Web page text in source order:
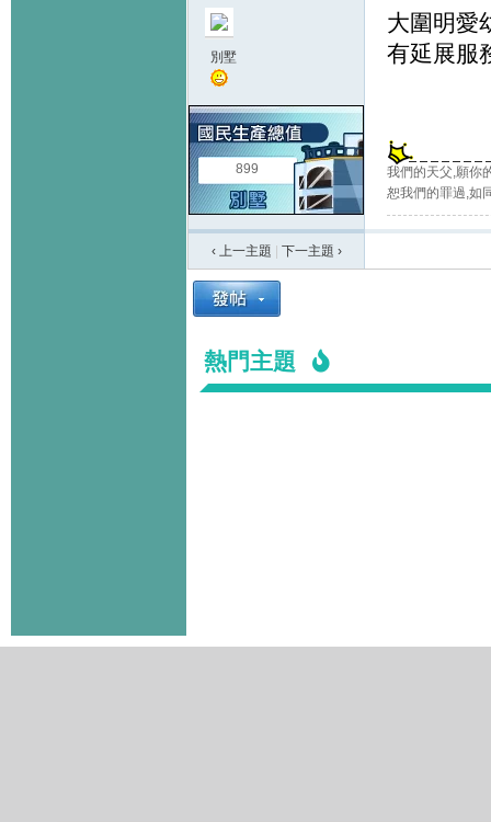
別墅
899
大圍明愛
有延展服
我們的天父,願你
恕我們的罪過,如
‹ 上一主題 下一主題 ›
熱門主題